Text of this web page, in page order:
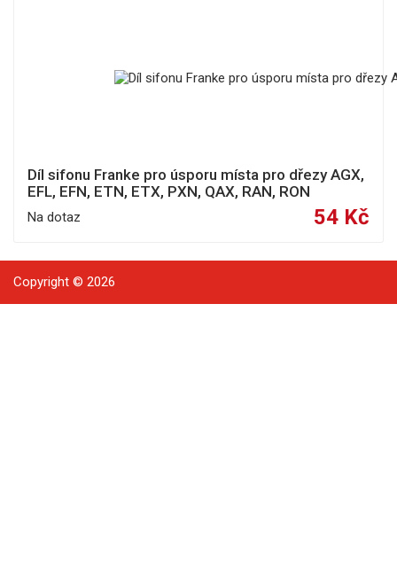
Díl sifonu Franke pro úsporu místa pro dřezy AGX,
EFL, EFN, ETN, ETX, PXN, QAX, RAN, RON
Na dotaz 54 Kč
Copyright © 2026